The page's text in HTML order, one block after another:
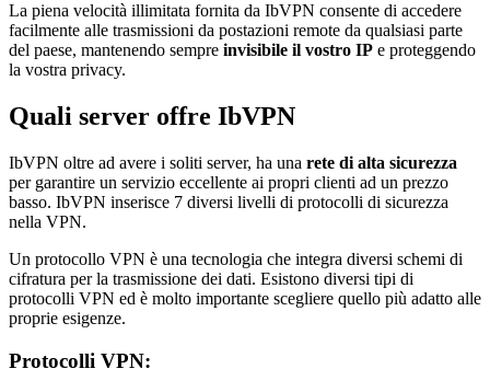
La piena velocità illimitata fornita da IbVPN consente di accedere
facilmente alle trasmissioni da postazioni remote da qualsiasi parte
del paese, mantenendo sempre invisibile il vostro IP e proteggendo
la vostra privacy.
Quali server offre IbVPN
IbVPN oltre ad avere i soliti server, ha una rete di alta sicurezza
per garantire un servizio eccellente ai propri clienti ad un prezzo
basso. IbVPN inserisce 7 diversi livelli di protocolli di sicurezza
nella VPN.
Un protocollo VPN è una tecnologia che integra diversi schemi di
cifratura per la trasmissione dei dati. Esistono diversi tipi di
protocolli VPN ed è molto importante scegliere quello più adatto alle
proprie esigenze.
Protocolli VPN: